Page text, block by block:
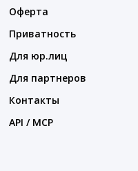
Оферта
Приватность
Для юр.лиц
Для партнеров
Контакты
API / MCP